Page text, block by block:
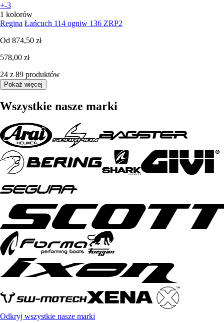
+-3
1 kolorów
Regina Łańcuch 114 ogniw 136 ZRP2
Od 874,50 zł
578,00 zł
24 z 89 produktów
Pokaż więcej
Wszystkie nasze marki
Odkryj wszystkie nasze marki